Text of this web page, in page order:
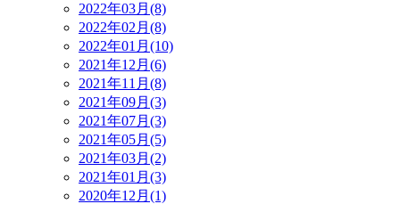
2022年03月(8)
2022年02月(8)
2022年01月(10)
2021年12月(6)
2021年11月(8)
2021年09月(3)
2021年07月(3)
2021年05月(5)
2021年03月(2)
2021年01月(3)
2020年12月(1)